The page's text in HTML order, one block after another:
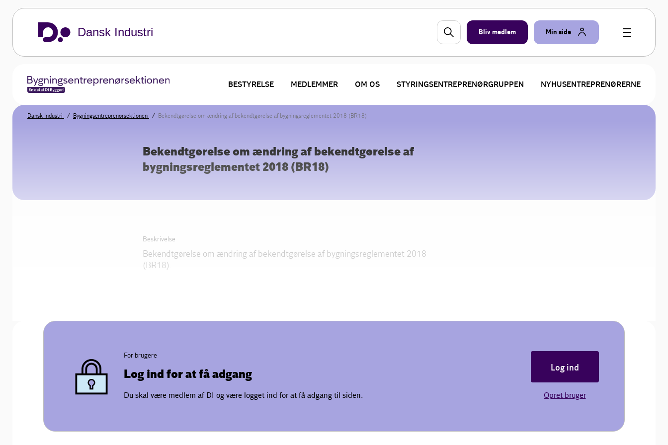
Dansk Industri Bliv medlem Min side
BESTYRELSE MEDLEMMER OM OS STYRINGSENTREPRENØRGRUPPEN NYHUSENTREPRENØRERNE
Dansk Industri Bygningsentreprenørsektionen Bekendtgørelse om ændring af bekendtgørelse af bygningsreglementet 2018 (BR18)
Bekendtgørelse om ændring af bekendtgørelse af
bygningsreglementet 2018 (BR18)
Beskrivelse
Bekendtgørelse om ændring af bekendtgørelse af bygningsreglementet 2018
(BR18).
For brugere
Log ind for at få adgang
Du skal være medlem af DI og være logget ind for at få adgang til siden.
Log ind
Opret bruger